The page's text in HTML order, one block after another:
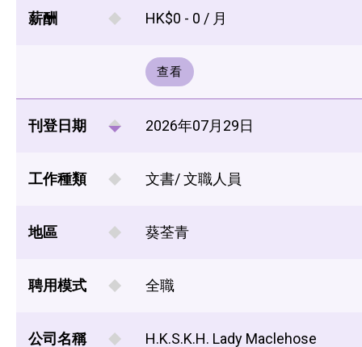
薪酬 HK$0 - 0 / 月
查看
刊登日期 2026年07月29日
工作種類 文書/ 文職人員
地區 葵荃青
聘用模式 全職
公司名稱
H.K.S.K.H. Lady Maclehose